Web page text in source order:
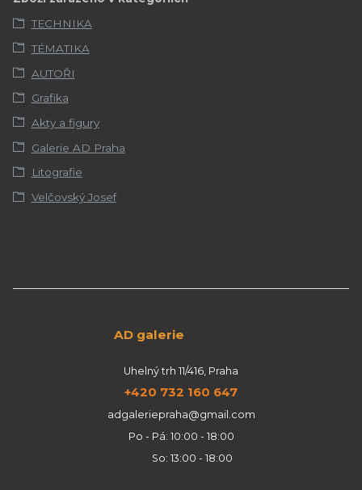
TECHNIKA
TÉMATIKA
AUTOŘI
Grafika
Akty a figury
Galerie AD Praha
Litografie
Velčovský Josef
AD galerie
Uhelný trh 11/416, Praha
+420 732 160 647
adgaleriepraha@gmail.com
Po - Pá: 10:00 - 18:00
So: 13:00 - 18:00